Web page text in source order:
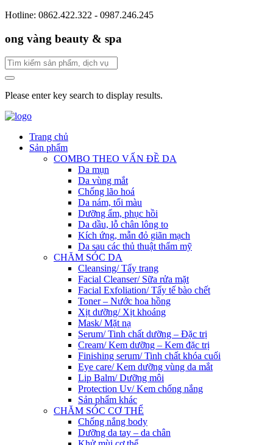
Hotline: 0862.422.322 - 0987.246.245
ong vàng beauty & spa
Please enter key search to display results.
Trang chủ
Sản phẩm
COMBO THEO VẤN ĐỀ DA
Da mụn
Da vùng mắt
Chống lão hoá
Da nám, tối màu
Dưỡng ẩm, phục hồi
Da dầu, lỗ chân lông to
Kích ứng, mẫn đỏ giãn mạch
Da sau các thủ thuật thẩm mỹ
CHĂM SÓC DA
Cleansing/ Tẩy trang
Facial Cleanser/ Sữa rửa mặt
Facial Exfoliation/ Tẩy tế bào chết
Toner – Nước hoa hồng
Xịt dưỡng/ Xịt khoáng
Mask/ Mặt nạ
Serum/ Tinh chất dưỡng – Đặc trị
Cream/ Kem dưỡng – Kem đặc trị
Finishing serum/ Tinh chất khóa cuối
Eye care/ Kem dưỡng vùng da mắt
Lip Balm/ Dưỡng môi
Protection Uv/ Kem chống nắng
Sản phẩm khác
CHĂM SÓC CƠ THỂ
Chống nắng body
Dưỡng da tay – da chân